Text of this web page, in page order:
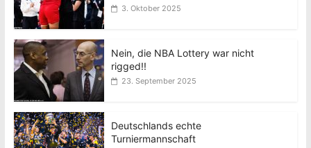
3. Oktober 2025
Nein, die NBA Lottery war nicht
rigged!!
23. September 2025
Deutschlands echte
Turniermannschaft